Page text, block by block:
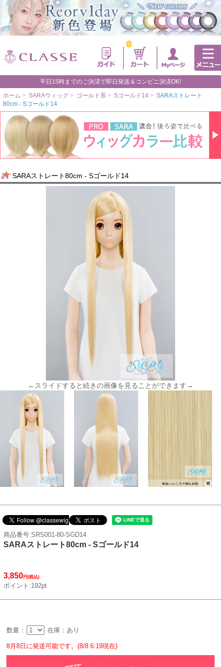
0
平日15時までのご決済で即日発送＆コンビニ決済OK!
ホーム > SARAウィッグ > ゴールド系 > Sゴールド14 > SARAストレート
80cm - Sゴールド14
SARAストレート80cm - Sゴールド14
←スライドすると続きの画像を見ることができます→
商品番号:SRS001-80-SGD14
SARAストレート80cm - Sゴールド14
3,850円(税込)
ポイント:192pt
数量： 在庫：あり
8月8日に発送可能です。(8/8 6:19現在)